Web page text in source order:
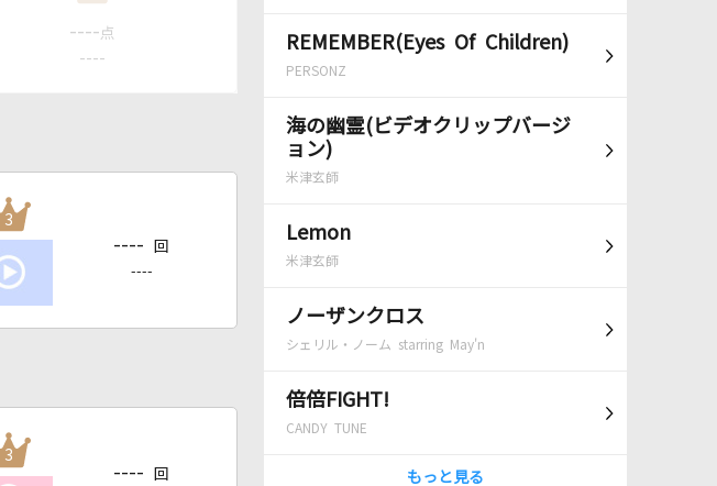
REMEMBER(Eyes Of Children)
PERSONZ
海の幽霊(ビデオクリップバージ
ョン)
米津玄師
Lemon
米津玄師
ノーザンクロス
シェリル・ノーム starring May'n
倍倍FIGHT!
CANDY TUNE
もっと見る
---- 点
----
3
---- 回
----
3
---- 回